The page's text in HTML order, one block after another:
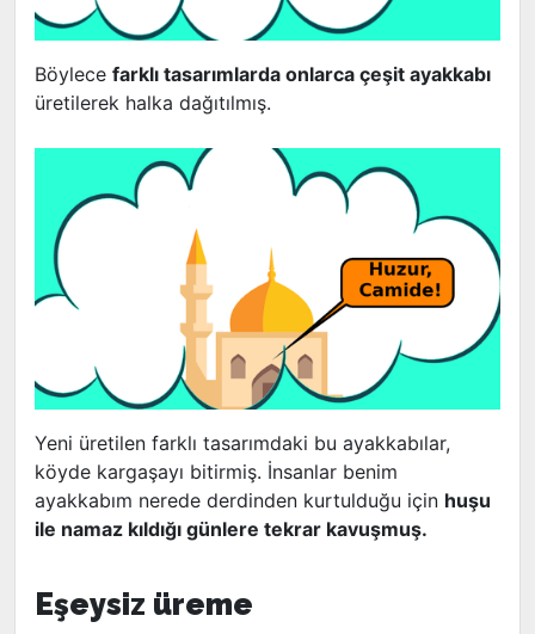
Böylece farklı tasarımlarda onlarca çeşit ayakkabı
üretilerek halka dağıtılmış.
Yeni üretilen farklı tasarımdaki bu ayakkabılar,
köyde kargaşayı bitirmiş. İnsanlar benim
ayakkabım nerede derdinden kurtulduğu için huşu
ile namaz kıldığı günlere tekrar kavuşmuş.
Eşeysiz üreme